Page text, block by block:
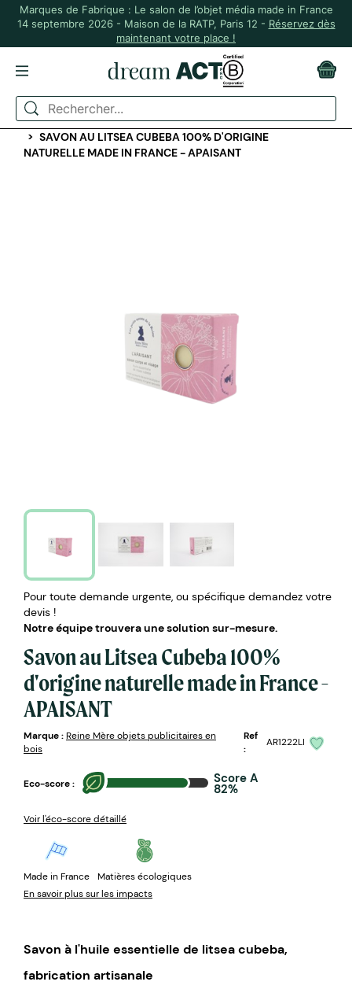
Marques de Fabrique : Le salon de l’objet média made in France
14 septembre 2026 - Maison de la RATP, Paris 12 - Réservez dès
maintenant votre place !
ACCUEIL
BEAUTÉ ET BIEN-ÊTRE
SAVON ET SHAMPOING
SAVON AU LITSEA CUBEBA 100% D'ORIGINE
NATURELLE MADE IN FRANCE - APAISANT
Pour toute demande urgente, ou spécifique demandez votre
devis !
Notre équipe trouvera une solution sur-mesure.
Savon au Litsea Cubeba 100%
d'origine naturelle made in France -
APAISANT
Marque :Reine Mère objets publicitaires en
bois
Ref
:
AR1222LI
Eco-score : Score A
82%
Voir l'éco-score détaillé
Made in France
Matières écologiques
En savoir plus sur les impacts
Savon à l'huile essentielle de litsea cubeba,
fabrication artisanale